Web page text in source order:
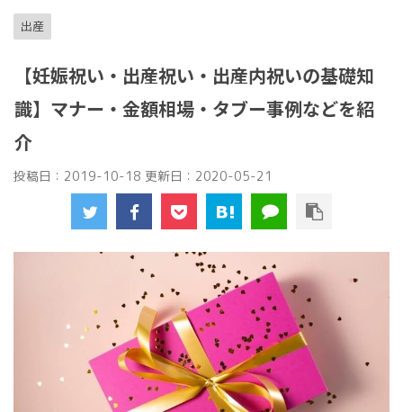
出産
【妊娠祝い・出産祝い・出産内祝いの基礎知
識】マナー・金額相場・タブー事例などを紹
介
投稿日：2019-10-18 更新日： 2020-05-21